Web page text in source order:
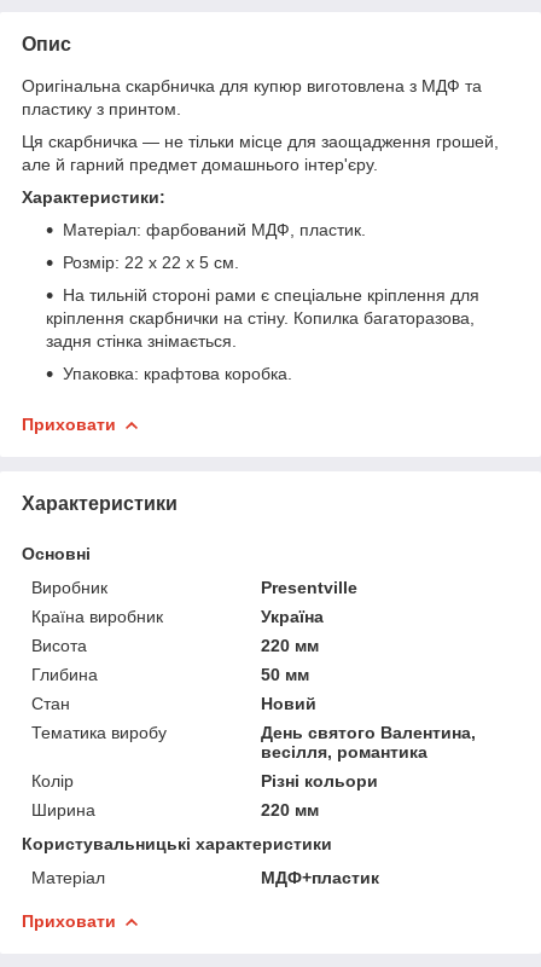
Опис
Оригінальна скарбничка для купюр виготовлена з МДФ та
пластику з принтом.
Ця скарбничка — не тільки місце для заощадження грошей,
але й гарний предмет домашнього інтер'єру.
Характеристики:
Матеріал: фарбований МДФ, пластик.
Розмір: 22 х 22 х 5 см.
На тильній стороні рами є спеціальне кріплення для
кріплення скарбнички на стіну. Копилка багаторазова,
задня стінка знімається.
Упаковка: крафтова коробка.
Приховати
Характеристики
Основні
Виробник
Presentville
Країна виробник
Україна
Висота
220 мм
Глибина
50 мм
Стан
Новий
Тематика виробу
День святого Валентина,
весілля, романтика
Колір
Різні кольори
Ширина
220 мм
Користувальницькі характеристики
Матеріал
МДФ+пластик
Приховати